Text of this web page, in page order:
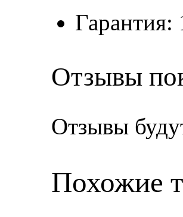
Гарантия:
Отзывы
Отзывы
Похожие